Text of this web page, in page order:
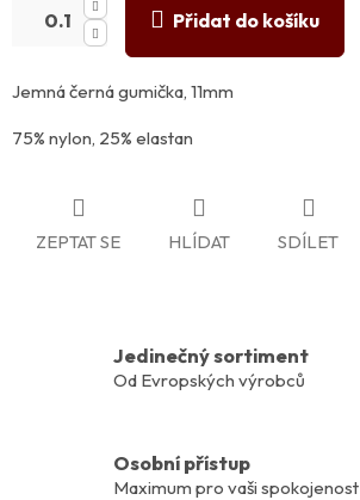
Přidat do košíku
Jemná černá gumička, 11mm
75% nylon, 25% elastan
ZEPTAT SE HLÍDAT SDÍLET
Jedinečný sortiment
Od Evropských výrobců
Osobní přístup
Maximum pro vaši spokojenost